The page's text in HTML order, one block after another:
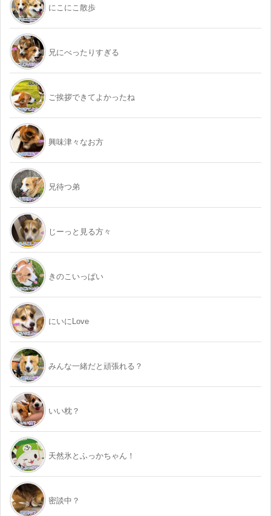
にこにこ散歩
兄にべったりすぎる
ご挨拶できてよかったね
興味津々なお方
兄待つ弟
じーっと見る方々
きのこいっぱい
にいにLove
みんな一緒だと頑張れる？
いい枕？
天然氷とふっかちゃん！
密談中？